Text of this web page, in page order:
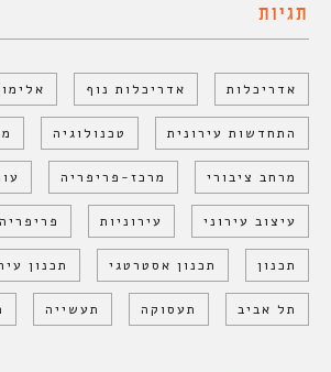
תגיות
אדריכלות אדריכלות נוף
התחדשות עירונית טכנולוגיה
מרחב ציבורי מרכז-פריפריה
עיצוב עירוני עירוניות פריפריה
תכנון תכנון אסטרטגי תכנון
תל אביב תעסוקה תעשייה